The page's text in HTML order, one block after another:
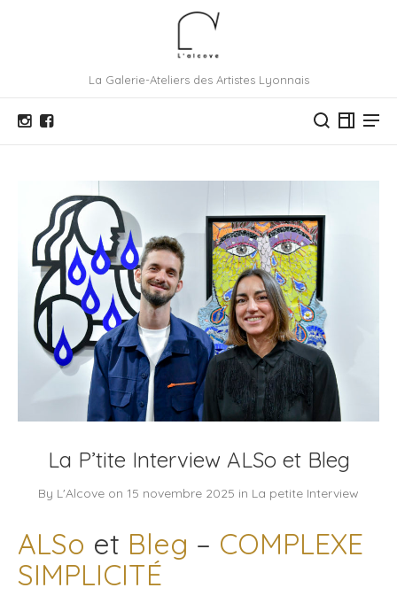
La Galerie-Ateliers des Artistes Lyonnais
La P’tite Interview ALSo et Bleg
By L'Alcove on 15 novembre 2025 in La petite Interview
ALSo et Bleg – COMPLEXE
SIMPLICITÉ